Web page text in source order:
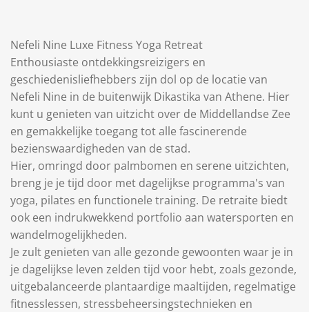
Nefeli Nine Luxe Fitness Yoga Retreat
Enthousiaste ontdekkingsreizigers en
geschiedenisliefhebbers zijn dol op de locatie van
Nefeli Nine in de buitenwijk Dikastika van Athene. Hier
kunt u genieten van uitzicht over de Middellandse Zee
en gemakkelijke toegang tot alle fascinerende
bezienswaardigheden van de stad.
Hier, omringd door palmbomen en serene uitzichten,
breng je je tijd door met dagelijkse programma's van
yoga, pilates en functionele training. De retraite biedt
ook een indrukwekkend portfolio aan watersporten en
wandelmogelijkheden.
Je zult genieten van alle gezonde gewoonten waar je in
je dagelijkse leven zelden tijd voor hebt, zoals gezonde,
uitgebalanceerde plantaardige maaltijden, regelmatige
fitnesslessen, stressbeheersingstechnieken en